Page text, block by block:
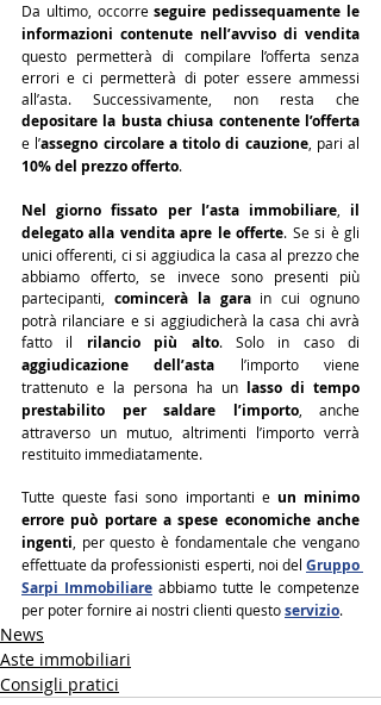
Da ultimo, occorre seguire pedissequamente le
informazioni contenute nell’avviso di vendita
questo permetterà di compilare l’offerta senza
errori e ci permetterà di poter essere ammessi
depositare la busta chiusa contenente l’offerta
e l’assegno circolare a titolo di cauzione
10% del prezzo offerto.
Nel giorno fissato per l’asta immobiliare, il
delegato alla vendita apre le offerte. Se si è gli
unici offerenti, ci si aggiudica la casa al prezzo che
abbiamo offerto, se invece sono presenti più
partecipanti, comincerà la gara in cui ognuno
potrà rilanciare e si aggiudicherà la casa chi avrà
fatto il rilancio più alto
aggiudicazione dell’asta l’importo viene
trattenuto e la persona ha un lasso di tempo
prestabilito per saldare l’importo, anche
attraverso un mutuo, altrimenti l’importo verrà
restituito immediatamente.
Tutte queste fasi sono importanti e un minimo
errore può portare a spese economiche anche
ingenti, per questo è fondamentale che vengano
effettuate da professionisti esperti, noi del Gruppo
Sarpi Immobiliare abbiamo tutte le competenze
per poter fornire ai nostri clienti questo servizio.
News
Aste immobiliari
Consigli pratici